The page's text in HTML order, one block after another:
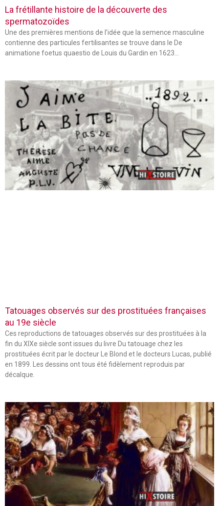
La frétillante histoire de la découverte des
spermatozoïdes
Une des premières mentions de l’idée que la semence masculine
contienne des particules fertilisantes se trouve dans le De
animatione foetus quaestio de Louis du Gardin en 1623…
Tatouages observés sur des prostituées françaises
au 19e siècle
Ces reproductions de tatouages observés sur des prostituées à la
fin du XIXe siècle sont issues du livre Du tatouage chez les
prostituées écrit par le docteur Le Blond et le docteurs Lucas, publié
en 1899. Les dessins ont tous été fidèlement reproduis par
décalque.